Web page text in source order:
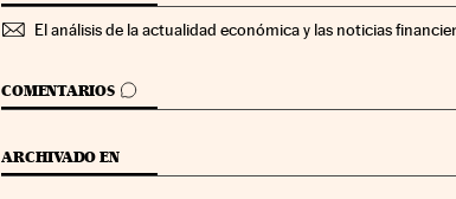
El análisis de la actualidad económica y las noticias
COMENTARIOS
IR A LOS COMENTARIOS
ARCHIVADO EN